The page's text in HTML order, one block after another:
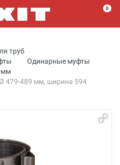
0
труб
Одинарные муфты
мм
479-489 мм, ширина 594